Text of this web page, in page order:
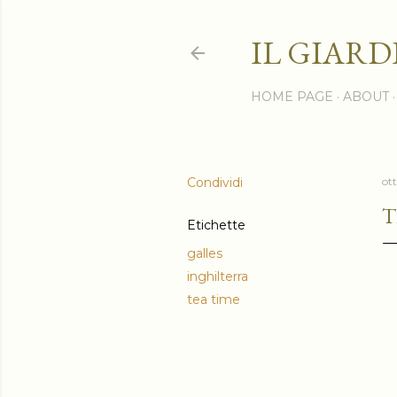
IL
HOME PAGE ABOUT
Condividi
Etichette
galles
inghilterra
tea time